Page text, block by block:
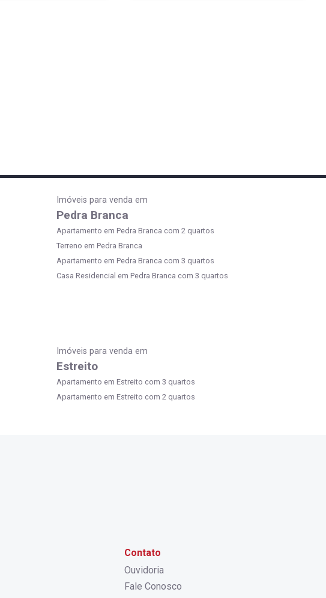
Imóveis para venda em
Pedra Branca
Apartamento em Pedra Branca com 2 quartos
Terreno em Pedra Branca
Apartamento em Pedra Branca com 3 quartos
Casa Residencial em Pedra Branca com 3 quartos
Imóveis para venda em
Estreito
Apartamento em Estreito com 3 quartos
Apartamento em Estreito com 2 quartos
Contato
Ouvidoria
Fale Conosco